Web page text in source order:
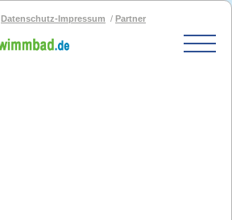
Datenschutz-Impressum Partner